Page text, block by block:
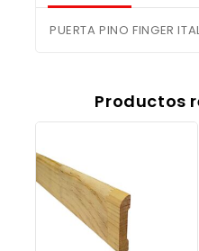
PUERTA PINO FINGER
Productos